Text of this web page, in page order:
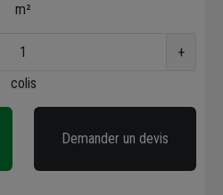
m²
+
colis
Demander un devis